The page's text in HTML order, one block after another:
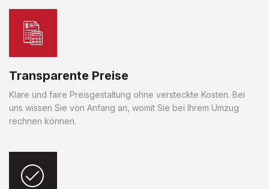
Transparente Preise
Klare und faire Preisgestaltung ohne versteckte Kosten. Bei
uns wissen Sie von Anfang an, womit Sie bei Ihrem Umzug
rechnen können.